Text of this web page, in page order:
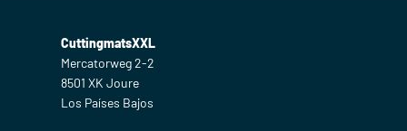
CuttingmatsXXL
Mercatorweg 2-2
8501 XK Joure
Los Países Bajos